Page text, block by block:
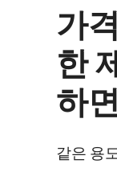
가
한
하
같은 용